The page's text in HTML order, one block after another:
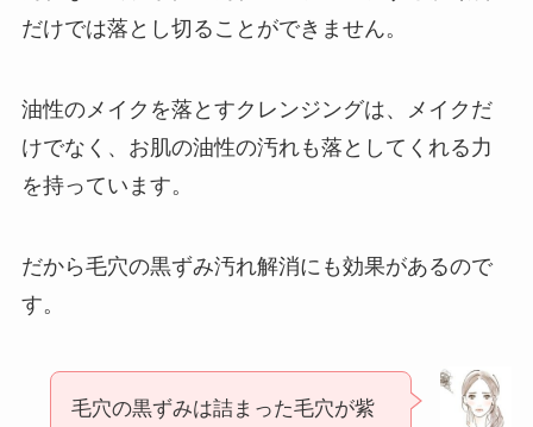
だけでは落とし切ることができません。
油性のメイクを落とすクレンジングは、メイクだ
けでなく、お肌の油性の汚れも落としてくれる力
を持っています。
だから毛穴の黒ずみ汚れ解消にも効果があるので
す。
毛穴の黒ずみは詰まった毛穴が紫